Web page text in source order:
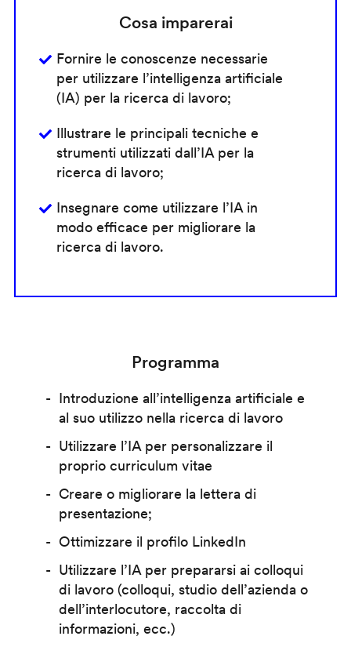
Cosa imparerai
Fornire le conoscenze necessarie
per utilizzare l’intelligenza artificiale
(IA) per la ricerca di lavoro;
Illustrare le principali tecniche e
strumenti utilizzati dall’IA per la
ricerca di lavoro;
Insegnare come utilizzare l’IA in
modo efficace per migliorare la
ricerca di lavoro.
Programma
Introduzione all’intelligenza artificiale e
al suo utilizzo nella ricerca di lavoro
Utilizzare l’IA per personalizzare il
proprio curriculum vitae
Creare o migliorare la lettera di
presentazione;
Ottimizzare il profilo LinkedIn
Utilizzare l’IA per prepararsi ai colloqui
di lavoro (colloqui, studio dell’azienda o
dell’interlocutore, raccolta di
informazioni, ecc.)